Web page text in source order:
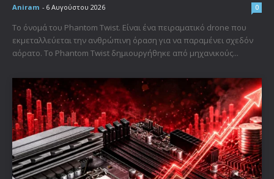
Aniram - 6 Αυγούστου 2026 0
Το όνομά του Phantom Twist. Είναι ένα πειραματικό drone που
εκμεταλλεύεται την ανθρώπινη όραση για να παραμένει σχεδόν
αόρατο. Το Phantom Twist δημιουργήθηκε από μηχανικούς...